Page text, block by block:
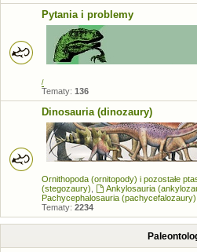
Pytania i problemy
/
Tematy: 136
Dinosauria (dinozaury)
Ornithopoda (ornitopody) i pozostałe
(stegozaury)
Ankylosauria
Pachycephalosauria (pachycefalozaury)
Tematy: 2234